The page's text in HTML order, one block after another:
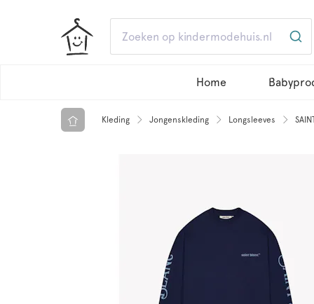
Home
Kleding Jongenskleding Longsleeves